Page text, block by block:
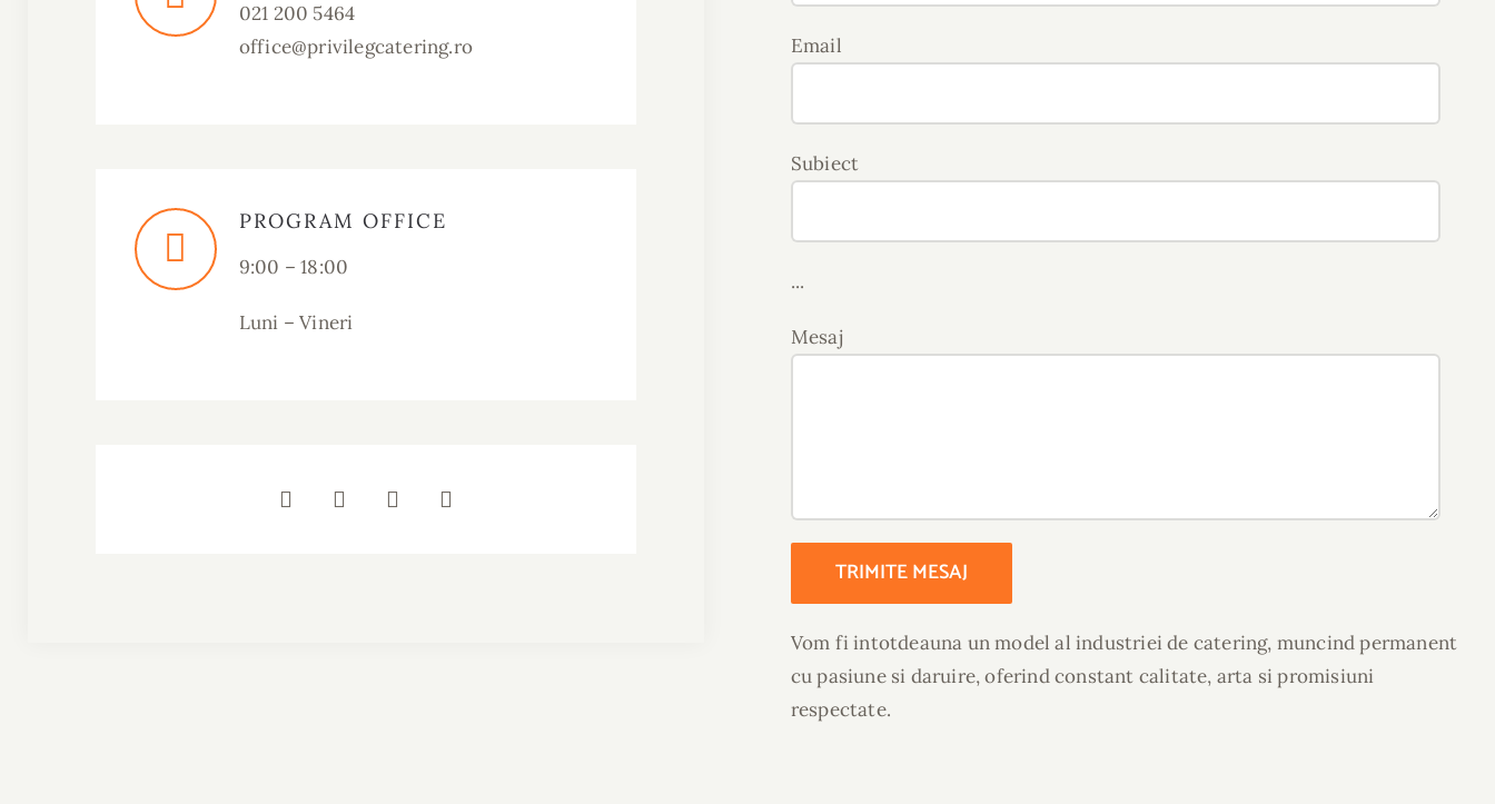
021 200 5464
office@privilegcatering.ro
PROGRAM OFFICE
9:00 – 18:00
Luni – Vineri
Email
Subiect
...
Mesaj
Vom fi intotdeauna un model al industriei de catering, muncind permanent
cu pasiune si daruire, oferind constant calitate, arta si promisiuni
respectate.